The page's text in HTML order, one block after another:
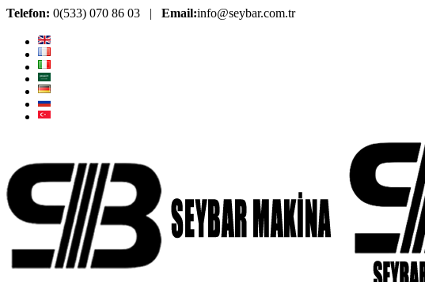
Telefon: 0(533) 070 86 03 | Email:info@seybar.com.tr